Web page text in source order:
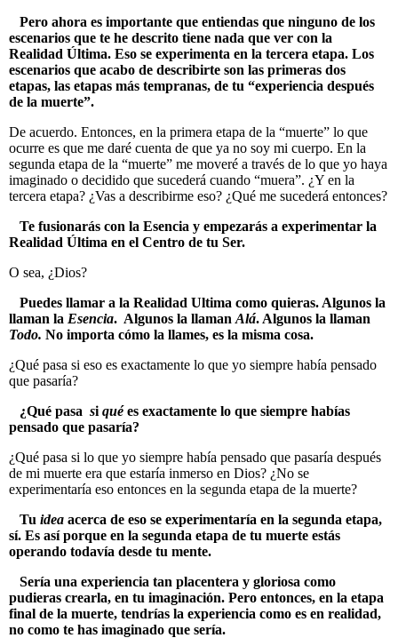
Pero ahora es importante que entiendas que ninguno de los
escenarios que te he descrito tiene nada que ver con la
Realidad Última. Eso se experimenta en la tercera etapa. Los
escenarios que acabo de describirte son las primeras dos
etapas, las etapas más tempranas, de tu “experiencia después
de la muerte”.
De acuerdo. Entonces, en la primera etapa de la “muerte” lo que
ocurre es que me daré cuenta de que ya no soy mi cuerpo. En la
segunda etapa de la “muerte” me moveré a través de lo que yo haya
imaginado o decidido que sucederá cuando “muera”. ¿Y en la
tercera etapa? ¿Vas a describirme eso? ¿Qué me sucederá entonces?
Te fusionarás con la Esencia y empezarás a experimentar la
Realidad Última en el Centro de tu Ser.
O sea, ¿Dios?
Puedes llamar a la Realidad Ultima como quieras. Algunos la
llaman la Esencia. Algunos la llaman Alá. Algunos la llaman
Todo. No importa cómo la llames, es la misma cosa.
¿Qué pasa si eso es exactamente lo que yo siempre había pensado
que pasaría?
¿Qué pasa si quées exactamente lo que siempre habías
pensado que pasaría?
¿Qué pasa si lo que yo siempre había pensado que pasaría después
de mi muerte era que estaría inmerso en Dios? ¿No se
experimentaría eso entonces en la segunda etapa de la muerte?
Tu idea acerca de eso se experimentaría en la segunda etapa,
sí. Es así porque en la segunda etapa de tu muerte estás
operando todavía desde tu mente.
Sería una experiencia tan placentera y gloriosa como
pudieras crearla, en tu imaginación. Pero entonces, en la etapa
final de la muerte, tendrías la experiencia como es en realidad,
no como te has imaginado que sería.